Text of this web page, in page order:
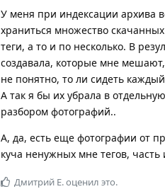
У меня при индексации архива
храниться множество
теги, а то и по несколько. В
создавала, которые мне
не понятно, то ли сидеть
А так я бы их убрала в
разбором фотографий..
А, да, есть еще фотографии от
куча ненужных мне тегов,
Дмитрий Е.оценил это.